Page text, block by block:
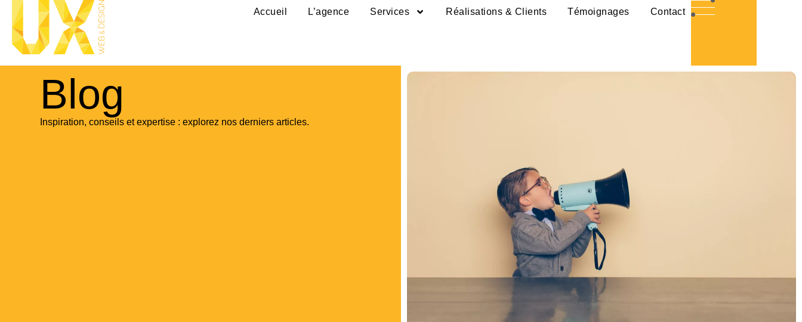
Accueil L’agence Services Réalisations & Clients Témoignages Contact
Blog
Inspiration, conseils et expertise : explorez nos derniers articles.